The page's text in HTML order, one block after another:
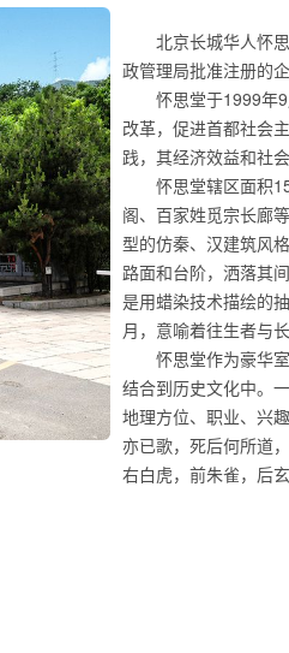
北京长城华人怀
政管理局批准注册的
怀思堂于1999年
改革，促进首都社会
践，其经济效益和社
怀思堂辖区面积
阁、百家姓觅宗长廊
型的仿秦、汉建筑风
路面和台阶，洒落其
是用蜡染技术描绘的
月，意喻着往生者与
怀思堂作为豪华
结合到历史文化中。
地理方位、职业、兴
亦已歌，死后何所道
右白虎，前朱雀，后